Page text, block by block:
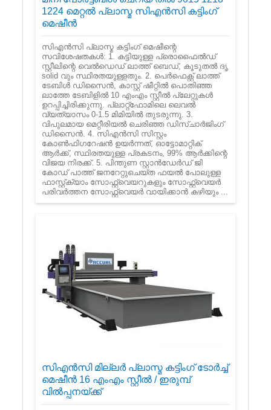
1224 മെറ്റൽ പ്ലാസ്മ സിഎൻസി കട്ടിംഗ്
മെഷീൻ
സി‌എൻ‌സി പ്ലാസ്മ കട്ടിംഗ് മെഷീന്റെ
സവിശേഷതകൾ‌: 1. കട്ടിയുള്ള പ്രൊഫൈൽ‌ഡ്
സ്റ്റീലിന്റെ വെൽ‌ഡെഡ് ലാത്ത് ബെഡ്, കൂടുതൽ ദൃ
solid വും സ്ഥിരതയുള്ളതും. 2. പെർഫെക്റ്റ് ലാത്ത്
ടേബിൾ ഡിസൈൻ, കാസ്റ്റ് ഷീറ്റിൽ പൊതിഞ്ഞ
ലാത്തേ ടേബിളിൽ 10 എംഎം സ്റ്റീൽ പ്ലേറ്റുകൾ
ഉറപ്പിച്ചിരിക്കുന്നു. പ്ലാറ്റ്‌ഫോമിലെ ലെവൽ
വ്യത്യാസം 0-1.5 മിമിയിൽ തുടരുന്നു. 3.
വിപുലമായ മെറ്റീരിയൽ ചെരിഞ്ഞ ഡിസ്ചാർജിംഗ്
ഡിസൈൻ. 4. സി‌എൻ‌സി സിസ്റ്റം
കോൺഫിഗറേഷൻ ഉയർന്നത്, ഓട്ടോമാറ്റിക്
ആർക്ക്, സ്ഥിരതയുള്ള പ്രകടനം, 99% ആർക്കിന്റെ
വിജയ നിരക്ക്. 5. പിന്തുണ സ്റ്റാൻഡേർഡ് ജി
കോഡ് പാത്ത് ജനറേറ്റുചെയ്ത ഫയൽ പോലുള്ള
ഫാസ്റ്റ്ക്യാം സോഫ്റ്റ്വെയറുകളും സോഫ്റ്റ്വെയർ
പരിവർത്തന സോഫ്റ്റ്വെയർ വായിക്കാൻ കഴിയും ...
സിഎൻ‌സി മില്ലർ പ്ലാസ്മ കട്ടിംഗ് ടോർച്ച്
മെഷീൻ 16 എംഎം സ്റ്റീൽ / ഇരുമ്പ്
വിൽപ്പനയ്ക്ക്